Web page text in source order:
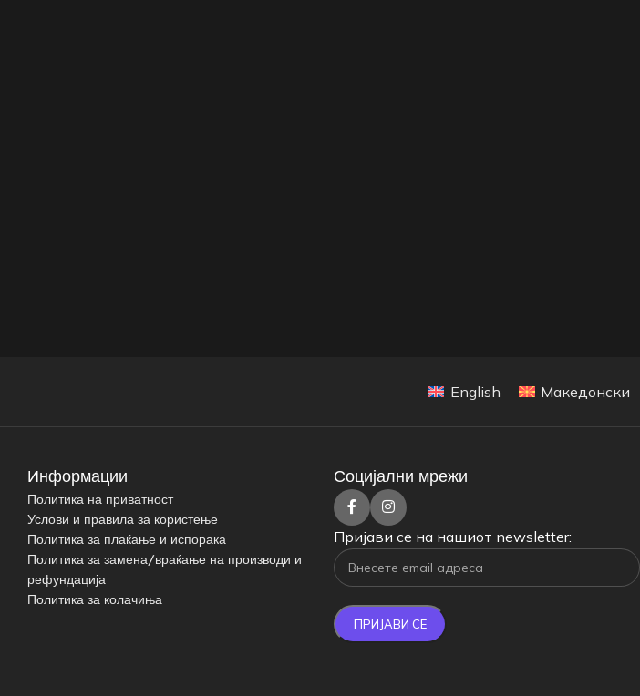
English Македонски
Информации
Политика на приватност
Услови и правила за користење
Политика за плаќање и испорака
Политика за замена/враќање на производи и
рефундација
Политика за колачиња
Социјални мрежи
Пријави се на нашиот newsletter: